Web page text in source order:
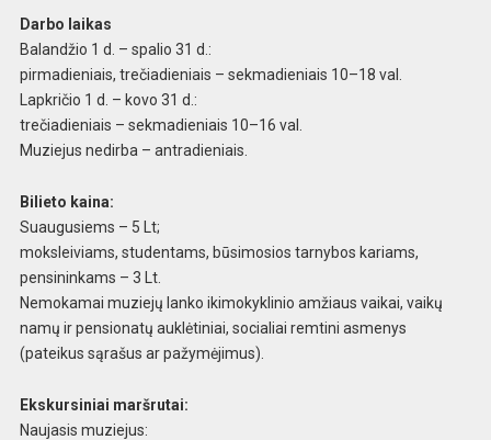
Dar bo laikas
Balandžio 1 d. – spalio 31 d.:
pirmadieniais, trečiadieniais – sekmadieniais 10–18 val.
Lapkričio 1 d. – kovo 31 d.:
trečiadieniais – sekmadieniais 10–16 val.
Muziejus nedirba – antradieniais.
Bilieto kaina:
Suaugusiems – 5 Lt;
moksleiviams, studentams, būsimosios tarnybos kariams,
pensininkams – 3 Lt.
Nemokamai muziejų lanko ikimokyklinio amžiaus vaikai, vaikų
namų ir pensionatų auklėtiniai, socialiai remtini asmenys
(pateikus sąrašus ar pažymėjimus).
Ekskursiniai maršrutai:
Naujasis muziejus: